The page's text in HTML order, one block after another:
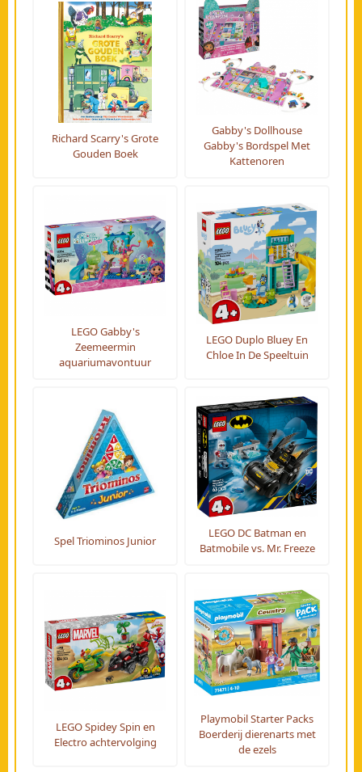
Richard Scarry's Grote
Gouden Boek
Gabby's Dollhouse
Gabby's Bordspel Met
Kattenoren
LEGO Gabby's
Zeemeermin
aquariumavontuur
LEGO Duplo Bluey En
Chloe In De Speeltuin
Spel Triominos Junior
LEGO DC Batman en
Batmobile vs. Mr. Freeze
LEGO Spidey Spin en
Electro achtervolging
Playmobil Starter Packs
Boerderij dierenarts met
de ezels